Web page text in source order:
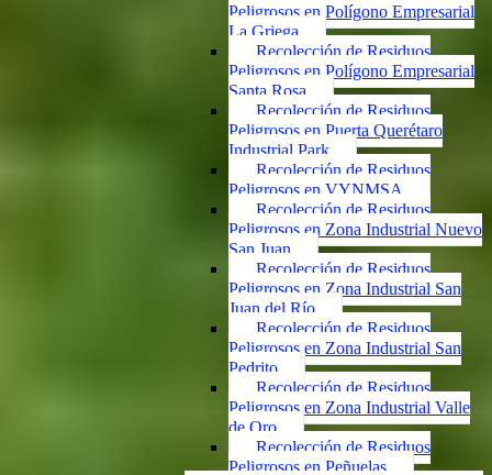
Peligrosos en Polígono Empresarial
La Griega
Recolección de Residuos
Peligrosos en Polígono Empresarial
Santa Rosa
Recolección de Residuos
Peligrosos en Puerta Querétaro
Industrial Park
Recolección de Residuos
Peligrosos en VYNMSA
Recolección de Residuos
Peligrosos en Zona Industrial Nuevo
San Juan
Recolección de Residuos
Peligrosos en Zona Industrial San
Juan del Río
Recolección de Residuos
Peligrosos en Zona Industrial San
Pedrito
Recolección de Residuos
Peligrosos en Zona Industrial Valle
de Oro
Recolección de Residuos
Peligrosos en Peñuelas